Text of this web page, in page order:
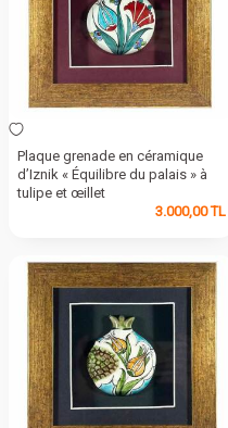
Plaque grenade en céramique
d’Iznik « Équilibre du palais » à
tulipe et œillet
3.000,00TL